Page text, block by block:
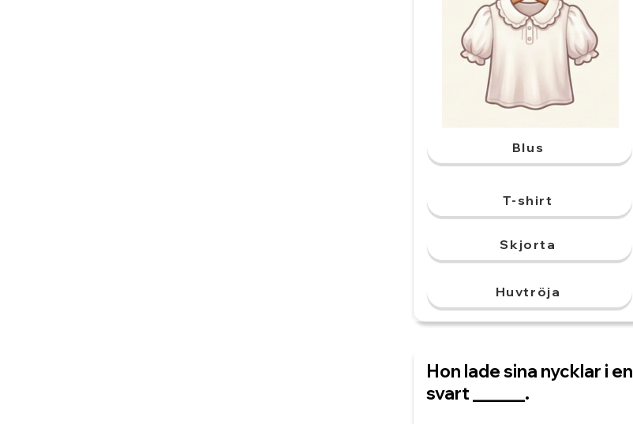
Blus
T-shirt
Skjorta
Huvtröja
Hon lade sina nycklar i en
svart ______.